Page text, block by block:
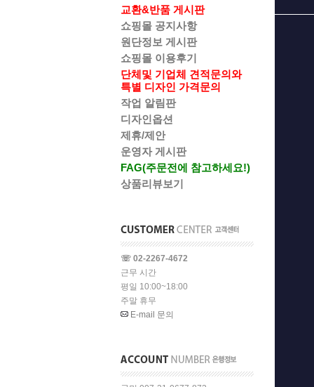
교환&반품 게시판
쇼핑몰 공지사항
원단정보 게시판
쇼핑몰 이용후기
단체및 기업체 견적문의와
특별 디자인 가격문의
작업 알림판
디자인옵션
제휴/제안
운영자 게시판
FAG(주문전에 참고하세요!)
상품리뷰보기
☏ 02-2267-4672
근무 시간
평일 10:00~18:00
주말 휴무
E-mail 문의